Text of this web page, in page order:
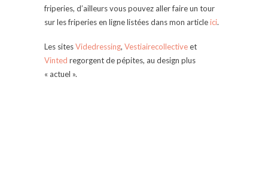
friperies, d’ailleurs vous pouvez aller faire un tour
sur les friperies en ligne listées dans mon articleici.
Les sitesVidedressing, Vestiairecollectiveet
Vinted regorgent de pépites, au design plus
« actuel ».